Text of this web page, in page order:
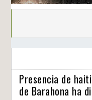
Presencia de
de Barahona ha